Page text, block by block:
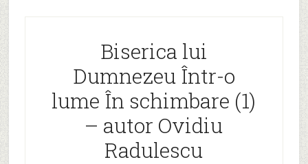
Biserica lui
Dumnezeu Într-o
lume În schimbare (1)
– autor Ovidiu
Radulescu